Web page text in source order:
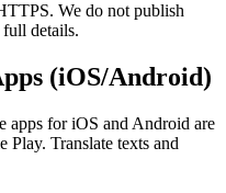
We do not publish
details.
(iOS/Android)
apps for iOS and Android are
Play. Translate texts and